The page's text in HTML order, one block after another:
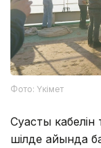
Фото: Үкімет
Суасты
шілде айында